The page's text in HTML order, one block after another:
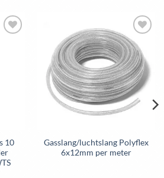
10
Toevoegen
aan
wenslijst
Gasslang/luchtslang Polyflex
6x12mm per meter